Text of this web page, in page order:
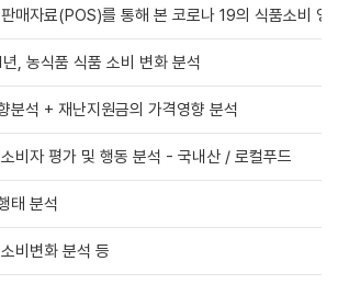
매자료(POS)를 통해 본 코로나 19의 식품소비 영
, 농식품 식품 소비 변화 분석
분석 + 재난지원금의 가격영향 분석
비자 평가 및 행동 분석 - 국내산 / 로컬푸드
태 분석
비변화 분석 등